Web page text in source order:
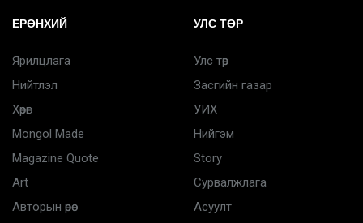
ЕРӨНХИЙ
Ярилцлага
Нийтлэл
Хөрөг
Mongol Made
Magazine Quote
Art
Авторын өрөө
УЛС ТӨР
Улс төр
Засгийн газар
УИХ
Нийгэм
Story
Сурвалжлага
Асуулт